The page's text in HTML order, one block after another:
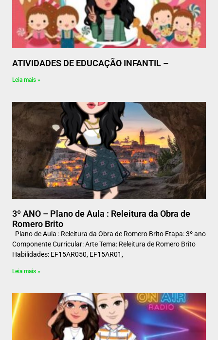
ATIVIDADES DE EDUCAÇÃO INFANTIL –
Leia mais »
3º ANO – Plano de Aula : Releitura da Obra de
Romero Brito
Plano de Aula : Releitura da Obra de Romero Brito Etapa: 3º ano
Componente Curricular: Arte Tema: Releitura de Romero Brito
Habilidades: EF15AR050, EF15AR01,
Leia mais »